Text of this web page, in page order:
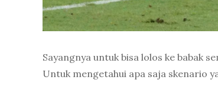
Sayangnya untuk bisa lolos ke babak
Untuk mengetahui apa saja skenario